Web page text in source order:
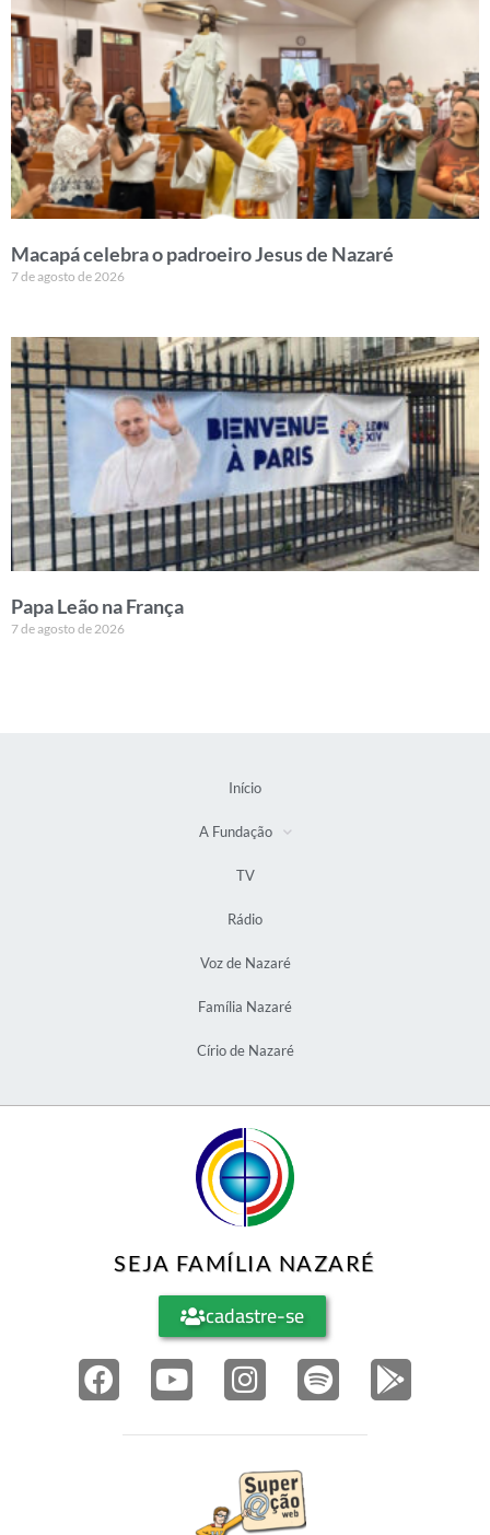
Macapá celebra o padroeiro Jesus de Nazaré
7 de agosto de 2026
Papa Leão na França
7 de agosto de 2026
Início
A Fundação
TV
Rádio
Voz de Nazaré
Família Nazaré
Círio de Nazaré
SEJA FAMÍLIA NAZARÉ
cadastre-se